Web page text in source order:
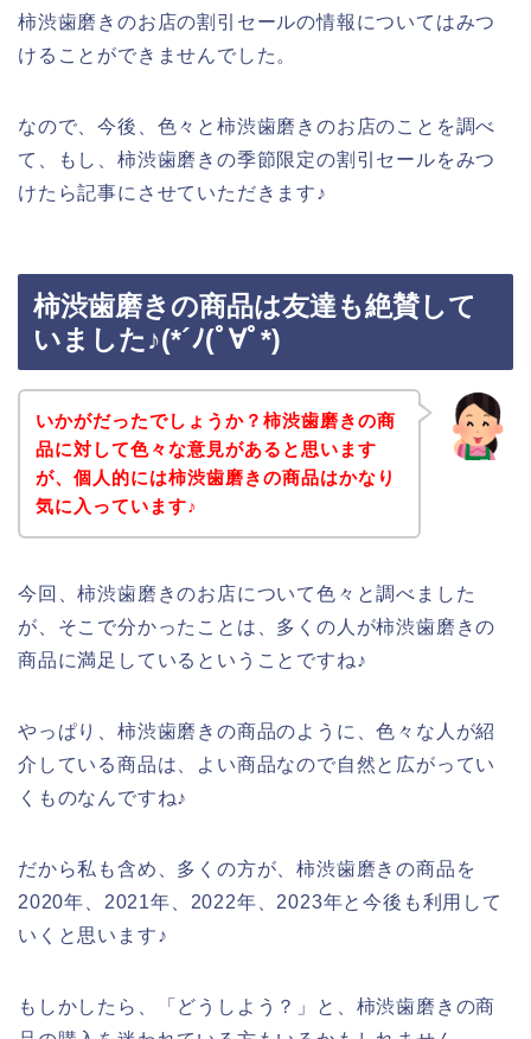
柿渋歯磨きのお店の割引セールの情報についてはみつ
けることができませんでした。
なので、今後、色々と柿渋歯磨きのお店のことを調べ
て、もし、柿渋歯磨きの季節限定の割引セールをみつ
けたら記事にさせていただきます♪
柿渋歯磨きの商品は友達も絶賛して
いました♪(*´ﾉ(ﾟ∀ﾟ*)
いかがだったでしょうか？柿渋歯磨きの商
品に対して色々な意見があると思います
が、個人的には柿渋歯磨きの商品はかなり
気に入っています♪
今回、柿渋歯磨きのお店について色々と調べました
が、そこで分かったことは、多くの人が柿渋歯磨きの
商品に満足しているということですね♪
やっぱり、柿渋歯磨きの商品のように、色々な人が紹
介している商品は、よい商品なので自然と広がってい
くものなんですね♪
だから私も含め、多くの方が、柿渋歯磨きの商品を
2020年、2021年、2022年、2023年と今後も利用して
いくと思います♪
もしかしたら、「どうしよう？」と、柿渋歯磨きの商